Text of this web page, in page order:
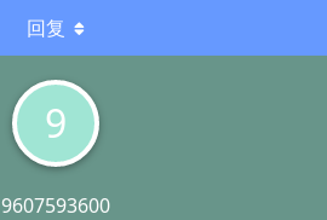
9
9607593600
回复